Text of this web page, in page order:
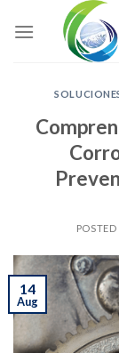
POSTED
14
Aug